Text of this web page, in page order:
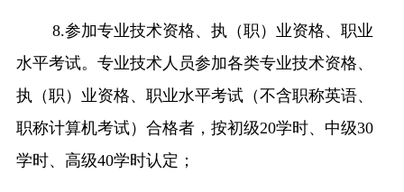
8.参加专业技术资格、执（职）业资格、职业
水平考试。专业技术人员参加各类专业技术资格、
执（职）业资格、职业水平考试（不含职称英语、
职称计算机考试）合格者，按初级20学时、中级30
学时、高级40学时认定；